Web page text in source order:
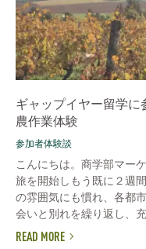
ギャップイヤー留学
農作業体験
参加者体験談
こんにちは。商学部マー
旅を開始しもう既に２週
の雰囲気にも慣れ、各都
会いと別れを繰り返し、
READ MORE